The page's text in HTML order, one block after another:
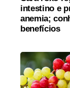
intestino e
anemia;
benefícios